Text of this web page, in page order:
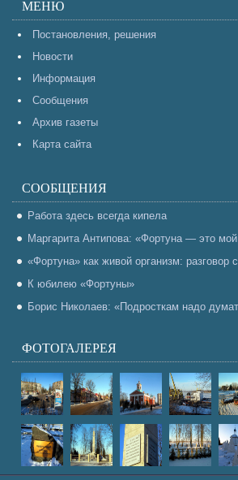
МЕНЮ
Постановления, решения
Новости
Информация
Сообщения
Архив газеты
Карта сайта
СООБЩЕНИЯ
Работа здесь всегда кипела
Маргарита Антипова: «Фортуна — это
«Фортуна» как живой организм: разговор
К юбилею «Фортуны»
Борис Николаев: «Подросткам надо
ФОТОГАЛЕРЕЯ